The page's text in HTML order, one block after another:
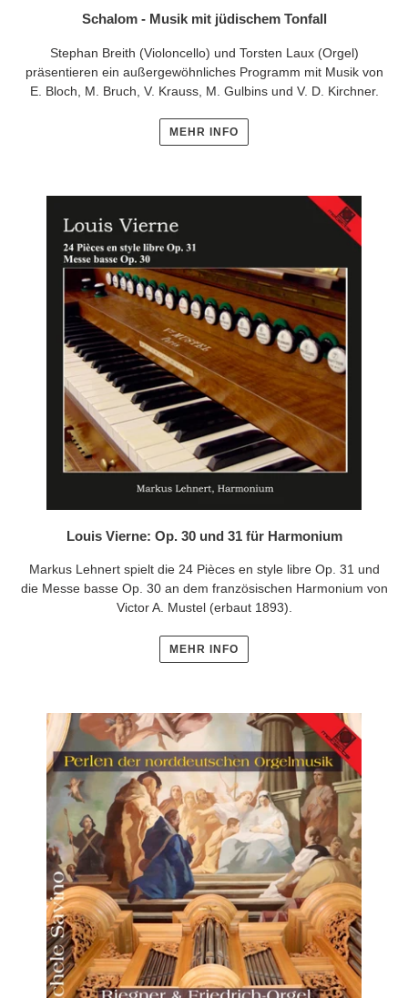
Schalom - Musik mit jüdischem Tonfall
Stephan Breith (Violoncello) und Torsten Laux (Orgel)
präsentieren ein außergewöhnliches Programm mit Musik von
E. Bloch, M. Bruch, V. Krauss, M. Gulbins und V. D. Kirchner.
MEHR INFO
Louis Vierne: Op. 30 und 31 für Harmonium
Markus Lehnert spielt die 24 Pièces en style libre Op. 31 und
die Messe basse Op. 30 an dem französischen Harmonium von
Victor A. Mustel (erbaut 1893).
MEHR INFO